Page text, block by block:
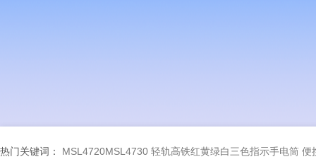
热门关键词： MSL4720MSL4730 轻轨高铁红黄绿白三色指示手电筒 便